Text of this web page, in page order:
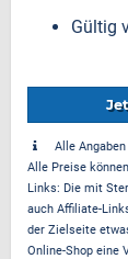
Gültig
Alle
Alle Preise
Links: Die mit
auch Affiliate-
der Zielseite
Online-Shop eine